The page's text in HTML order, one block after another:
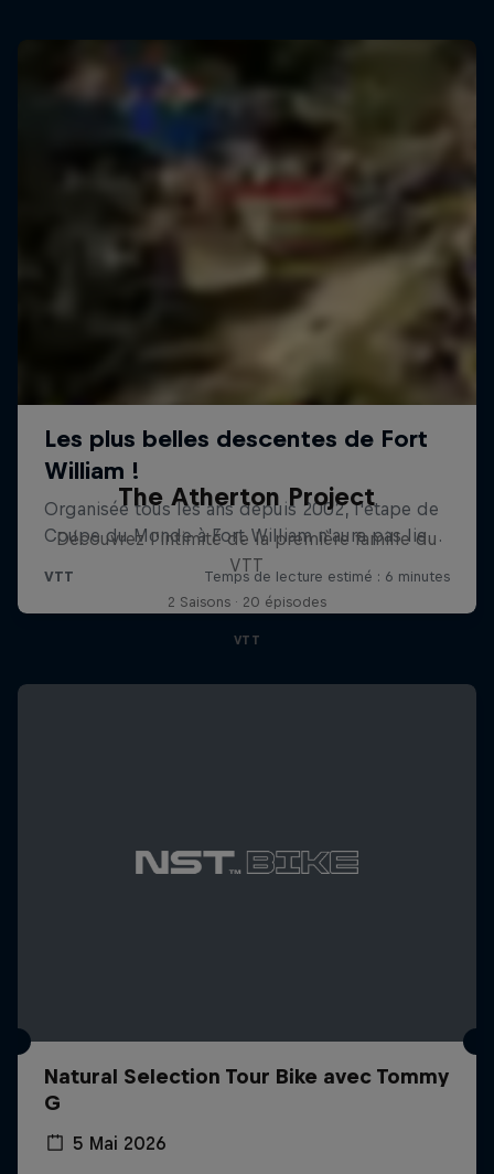
The Atherton Project
Découvrez l’intimité de la première famille du
VTT
2 Saisons · 20 épisodes
VTT
Natural Selection Tour Bike avec Tommy
G
5 Mai 2026